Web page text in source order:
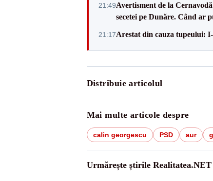
21:49Avertisment de la
secetei pe Dunăre. Când ar
21:17Arestat din cauza tupeului:
Distribuie articolul
Mai multe articole despre
calin georgescu PSD aur
Urmărește știrile Realitatea.NET